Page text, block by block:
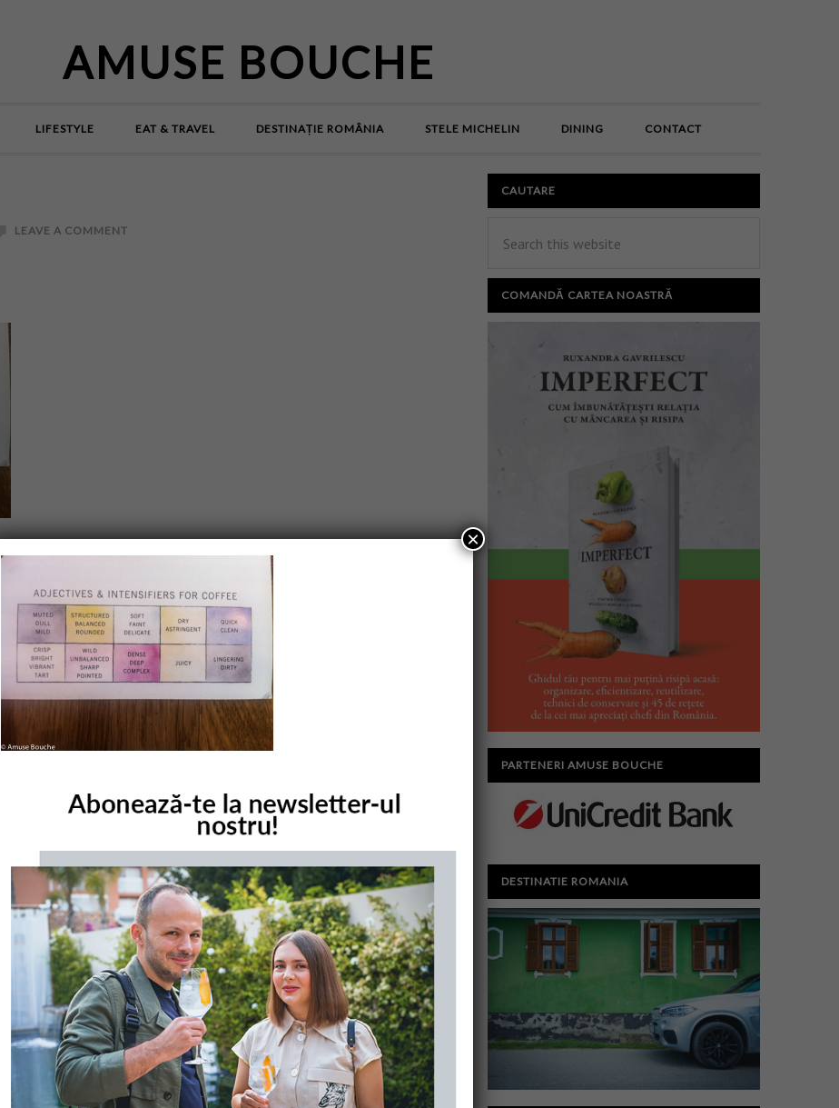
AMUSE BOUCHE
LIFESTYLE EAT & TRAVEL DESTINAȚIE ROMÂNIA STELE MICHELIN DINING CONTACT
LEAVE A COMMENT
Câmpurile obligatorii sunt marcate cu*
CAUTARE
COMANDĂ CARTEA NOASTRĂ
PARTENERI AMUSE BOUCHE
DESTINATIE ROMANIA
×